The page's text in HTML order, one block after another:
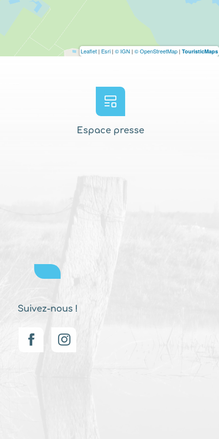
Leaflet | Esri | © IGN | © OpenStreetMap | TouristicMaps
Espace presse
Suivez-nous !